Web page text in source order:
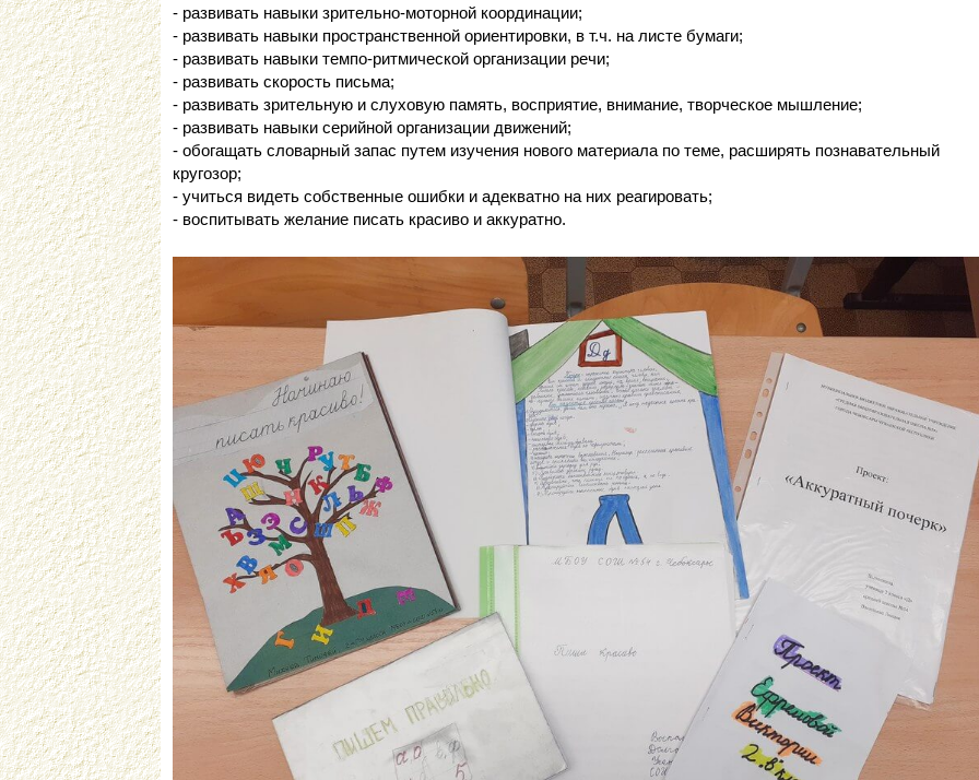
- развивать навыки зрительно-моторной координации;
- развивать навыки пространственной ориентировки, в т.ч. на листе бумаги;
- развивать навыки темпо-ритмической организации речи;
- развивать скорость письма;
- развивать зрительную и слуховую память, восприятие, внимание, творческое мышление;
- развивать навыки серийной организации движений;
- обогащать словарный запас путем изучения нового материала по теме, расширять познавательный
кругозор;
- учиться видеть собственные ошибки и адекватно на них реагировать;
- воспитывать желание писать красиво и аккуратно.